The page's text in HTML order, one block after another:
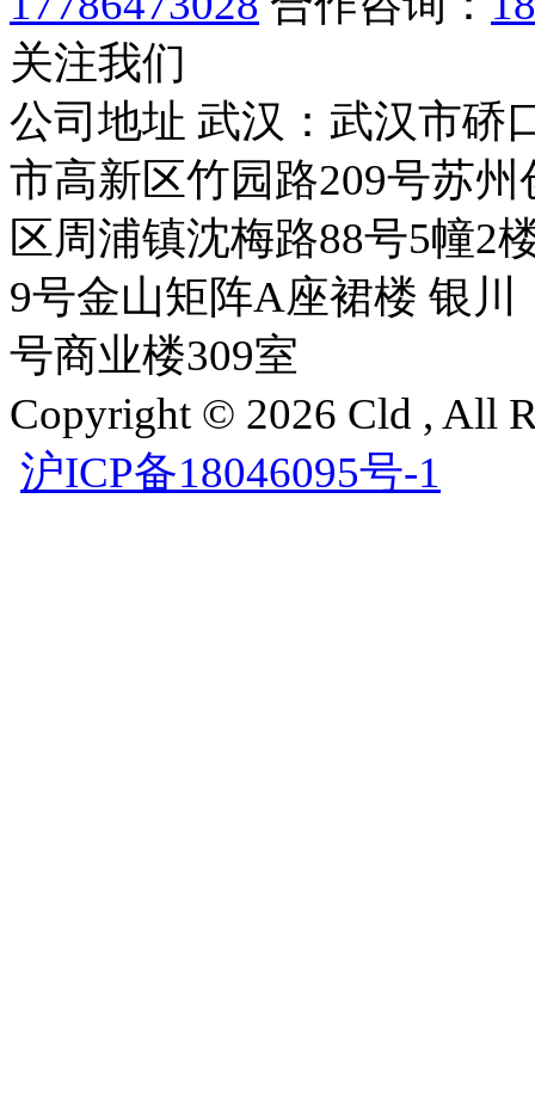
关注我们
公司地址 武汉：武汉市硚
市高新区竹园路209号苏州
区周浦镇沈梅路88号5幢2
9号金山矩阵A座裙楼 银川
号商业楼309室
Copyright © 2026 Cld , All
沪ICP备18046095号-1